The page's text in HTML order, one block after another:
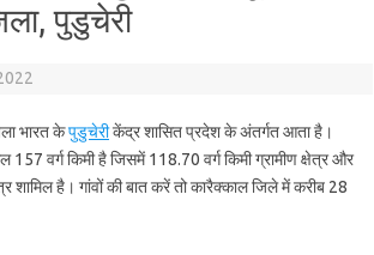
पुडुचेरी
भारत केपुडुचेरीकेंद्र शासित प्रदेश के अंतर्गत आता है।
वर्ग किमी है जिसमें 118.70 वर्ग किमी ग्रामीण क्षेत्र और
शामिल है। गांवों की बात करें तो कारैक्काल जिले में करीब 28